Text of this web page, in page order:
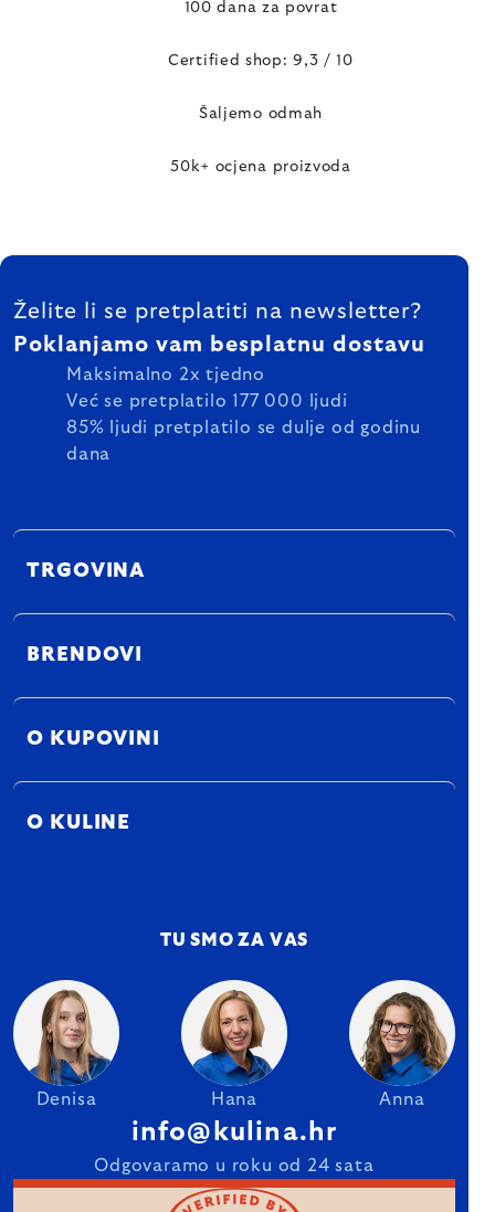
100 dana za povrat
Certified shop: 9,3 / 10
Šaljemo odmah
50k+ ocjena proizvoda
FOOTER
Želite li se pretplatiti na newsletter?
Poklanjamo vam besplatnu dostavu
Maksimalno 2x tjedno
Već se pretplatilo 177 000 ljudi
85% ljudi pretplatilo se dulje od godinu
dana
TRGOVINA
BRENDOVI
O KUPOVINI
O KULINE
TU SMO ZA VAS
Denisa Hana Anna
info@kulina.hr
Odgovaramo u roku od 24 sata